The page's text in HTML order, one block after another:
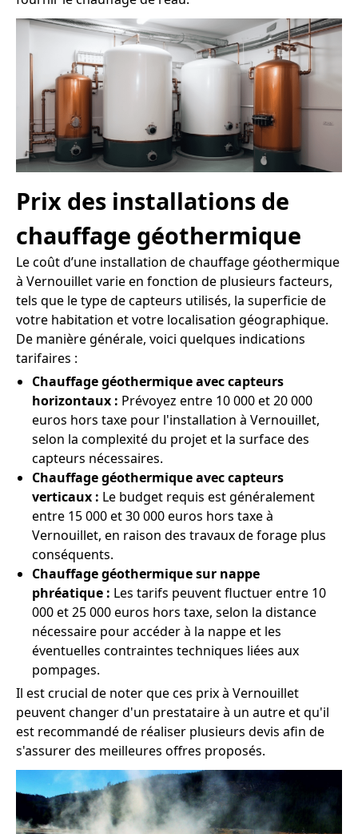
Prix des installations de
chauffage géothermique
Le coût d’une installation de chauffage géothermique
à Vernouillet varie en fonction de plusieurs facteurs,
tels que le type de capteurs utilisés, la superficie de
votre habitation et votre localisation géographique.
De manière générale, voici quelques indications
tarifaires :
Chauffage géothermique avec capteurs
horizontaux : Prévoyez entre 10 000 et 20 000
euros hors taxe pour l'installation à Vernouillet,
selon la complexité du projet et la surface des
capteurs nécessaires.
Chauffage géothermique avec capteurs
verticaux : Le budget requis est généralement
entre 15 000 et 30 000 euros hors taxe à
Vernouillet, en raison des travaux de forage plus
conséquents.
Chauffage géothermique sur nappe
phréatique : Les tarifs peuvent fluctuer entre 10
000 et 25 000 euros hors taxe, selon la distance
nécessaire pour accéder à la nappe et les
éventuelles contraintes techniques liées aux
pompages.
Il est crucial de noter que ces prix à Vernouillet
peuvent changer d'un prestataire à un autre et qu'il
est recommandé de réaliser plusieurs devis afin de
s'assurer des meilleures offres proposés.